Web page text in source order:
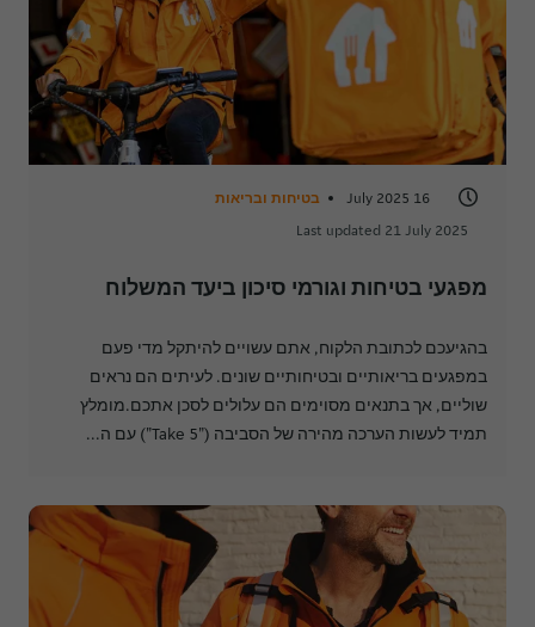
16 July 2025
בטיחות ובריאות
Last updated 21 July 2025
מפגעי בטיחות וגורמי סיכון ביעד המשלוח
בהגיעכם לכתובת הלקוח, אתם עשויים להיתקל מדי פעם
במפגעים בריאותיים ובטיחותיים שונים. לעיתים הם נראים
שוליים, אך בתנאים מסוימים הם עלולים לסכן אתכם.מומלץ
תמיד לעשות הערכה מהירה של הסביבה ("Take 5") עם ה...